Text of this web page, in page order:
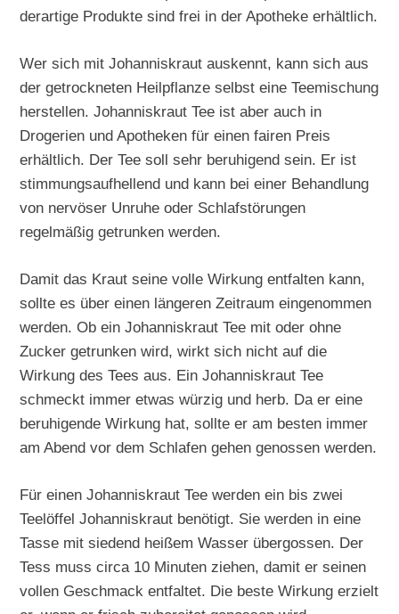
derartige Produkte sind frei in der Apotheke erhältlich.
Wer sich mit Johanniskraut auskennt, kann sich aus
der getrockneten Heilpflanze selbst eine Teemischung
herstellen. Johanniskraut Tee ist aber auch in
Drogerien und Apotheken für einen fairen Preis
erhältlich. Der Tee soll sehr beruhigend sein. Er ist
stimmungsaufhellend und kann bei einer Behandlung
von nervöser Unruhe oder Schlafstörungen
regelmäßig getrunken werden.
Damit das Kraut seine volle Wirkung entfalten kann,
sollte es über einen längeren Zeitraum eingenommen
werden. Ob ein Johanniskraut Tee mit oder ohne
Zucker getrunken wird, wirkt sich nicht auf die
Wirkung des Tees aus. Ein Johanniskraut Tee
schmeckt immer etwas würzig und herb. Da er eine
beruhigende Wirkung hat, sollte er am besten immer
am Abend vor dem Schlafen gehen genossen werden.
Für einen Johanniskraut Tee werden ein bis zwei
Teelöffel Johanniskraut benötigt. Sie werden in eine
Tasse mit siedend heißem Wasser übergossen. Der
Tess muss circa 10 Minuten ziehen, damit er seinen
vollen Geschmack entfaltet. Die beste Wirkung erzielt